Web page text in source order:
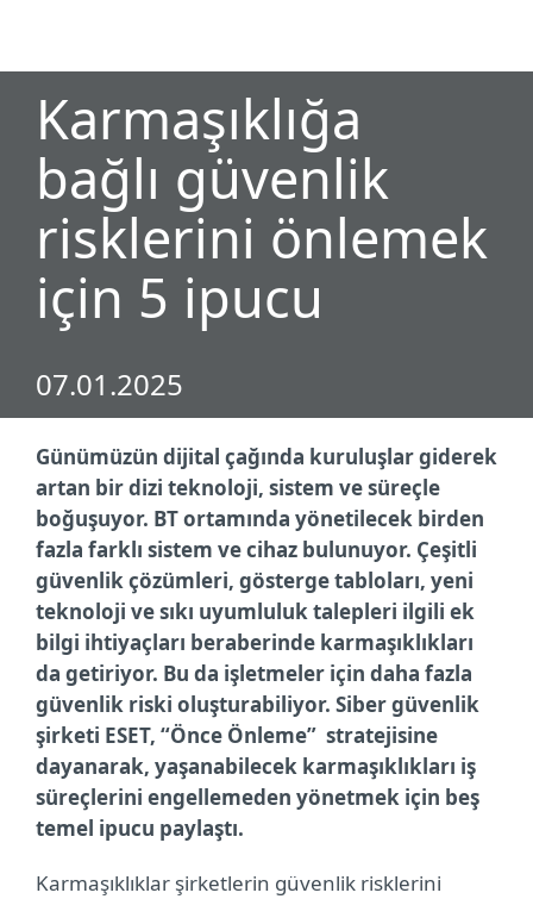
Karmaşıklığa
bağlı güvenlik
risklerini önlemek
için 5 ipucu
07.01.2025
Günümüzün dijital çağında kuruluşlar giderek
artan bir dizi teknoloji, sistem ve süreçle
boğuşuyor. BT ortamında yönetilecek birden
fazla farklı sistem ve cihaz bulunuyor. Çeşitli
güvenlik çözümleri, gösterge tabloları, yeni
teknoloji ve sıkı uyumluluk talepleri ilgili ek
bilgi ihtiyaçları beraberinde karmaşıklıkları
da getiriyor. Bu da işletmeler için daha fazla
güvenlik riski oluşturabiliyor. Siber güvenlik
şirketi ESET, “Önce Önleme” stratejisine
dayanarak, yaşanabilecek karmaşıklıkları iş
süreçlerini engellemeden yönetmek için beş
temel ipucu paylaştı.
Karmaşıklıklar şirketlerin güvenlik risklerini